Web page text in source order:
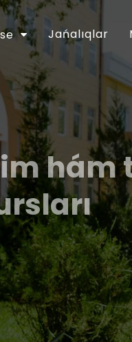
Jańalıqlar
hám
“Diniy-
jıl 16-apreldegi PP-
6-bántinde
Ózbekstan
tastıyıqlanǵan. Usı
medresesinde 2018-
boyınsha pullı oqıw